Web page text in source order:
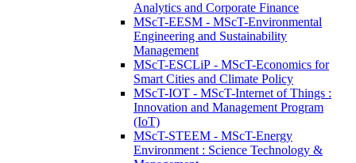
Analytics and Corporate Finance
MScT-EESM - MScT-Environmental
Engineering and Sustainability
Management
MScT-ESCLiP - MScT-Economics for
Smart Cities and Climate Policy
MScT-IOT - MScT-Internet of Things :
Innovation and Management Program
(IoT)
MScT-STEEM - MScT-Energy
Environment : Science Technology &